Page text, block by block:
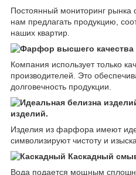
Постоянный мониторинг рынка
нам предлагать продукцию,
наших квартир.
Компания использует только
производителей. Это
долговечность продукции.
изделий.
Изделия из фарфора имеют
символизируют чистоту и
Каскадный
Вода подается мощным